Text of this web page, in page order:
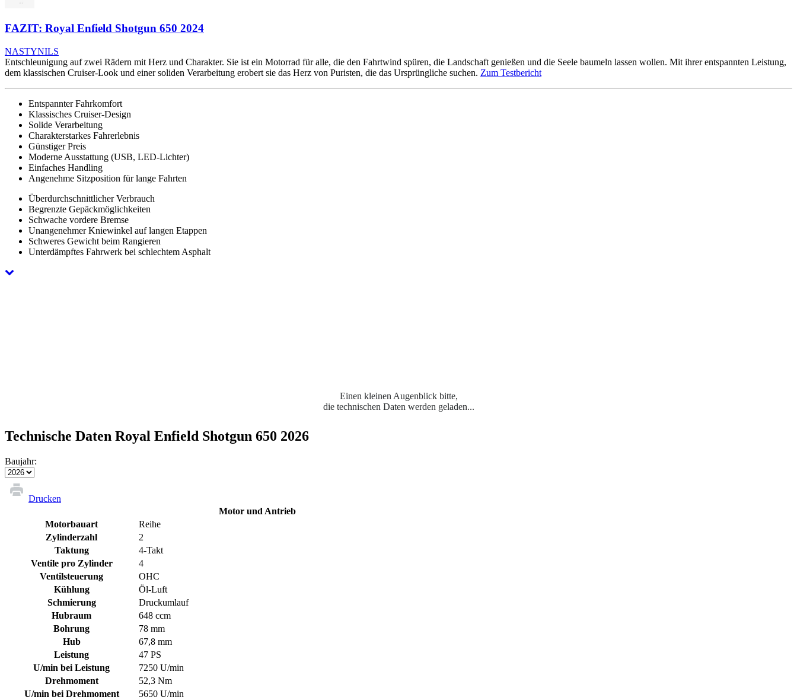
FAZIT: Royal Enfield Shotgun 650 2024
NASTYNILS
Entschleunigung auf zwei Rädern mit Herz und Charakter. Sie ist ein Motorrad für alle, die den Fahrtwind spüren, die Landschaft genießen und die Seele baumeln lassen wollen. Mit ihrer entspannten Leistung,
dem klassischen Cruiser-Look und einer soliden Verarbeitung erobert sie das Herz von Puristen, die das Ursprüngliche suchen. Zum Testbericht
Entspannter Fahrkomfort
Klassisches Cruiser-Design
Solide Verarbeitung
Charakterstarkes Fahrerlebnis
Günstiger Preis
Moderne Ausstattung (USB, LED-Lichter)
Einfaches Handling
Angenehme Sitzposition für lange Fahrten
Überdurchschnittlicher Verbrauch
Begrenzte Gepäckmöglichkeiten
Schwache vordere Bremse
Unangenehmer Kniewinkel auf langen Etappen
Schweres Gewicht beim Rangieren
Unterdämpftes Fahrwerk bei schlechtem Asphalt
Einen kleinen Augenblick bitte,
die technischen Daten werden geladen...
Technische Daten Royal Enfield Shotgun 650 2026
Baujahr:
Drucken
Motor und Antrieb
Motorbauart
Reihe
Zylinderzahl
2
Taktung
4-Takt
Ventile pro Zylinder
4
Ventilsteuerung
OHC
Kühlung
Öl-Luft
Schmierung
Druckumlauf
Hubraum
648 ccm
Bohrung
78 mm
Hub
67,8 mm
Leistung
47 PS
U/min bei Leistung
7250 U/min
Drehmoment
52,3 Nm
U/min bei Drehmoment
5650 U/min